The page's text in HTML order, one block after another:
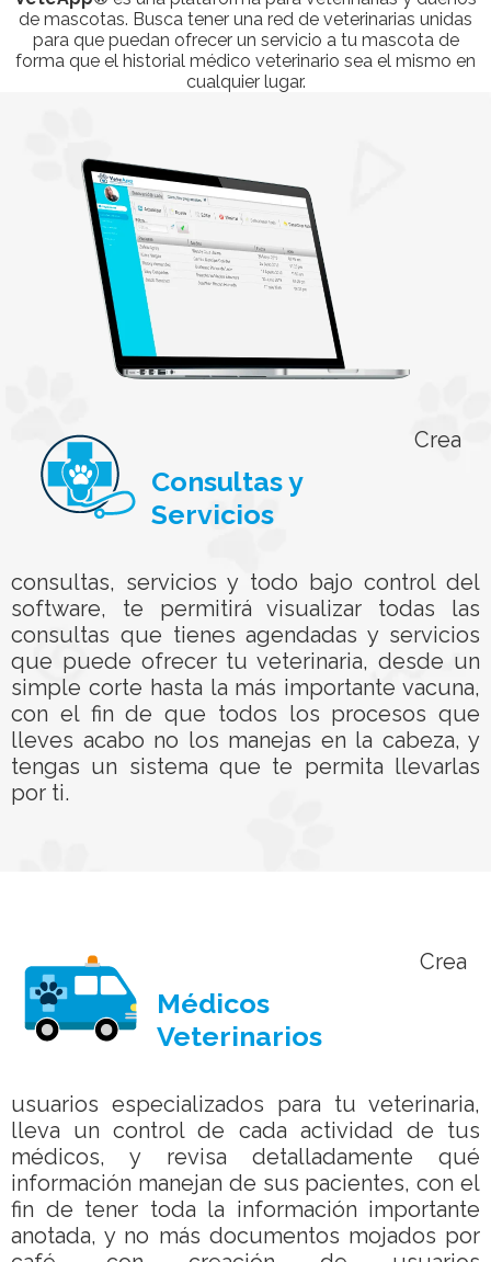
de mascotas. Busca tener una red de veterinarias unidas
para que puedan ofrecer un servicio a tu mascota de
forma que el historial médico veterinario sea el mismo en
cualquier lugar.
Consultas y
Servicios
Crea
consultas, servicios y todo bajo control del
software, te permitirá visualizar todas las
consultas que tienes agendadas y servicios
que puede ofrecer tu veterinaria, desde un
simple corte hasta la más importante vacuna,
con el fin de que todos los procesos que
lleves acabo no los manejas en la cabeza, y
tengas un sistema que te permita llevarlas
por ti.
Médicos
Veterinarios
Crea
usuarios especializados para tu veterinaria,
lleva un control de cada actividad de tus
médicos, y revisa detalladamente qué
información manejan de sus pacientes, con el
fin de tener toda la información importante
anotada, y no más documentos mojados por